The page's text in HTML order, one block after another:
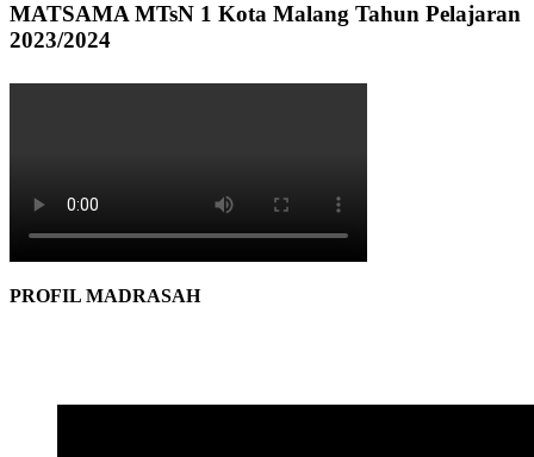
MATSAMA MTsN 1 Kota Malang Tahun Pelajaran
2023/2024
PROFIL MADRASAH